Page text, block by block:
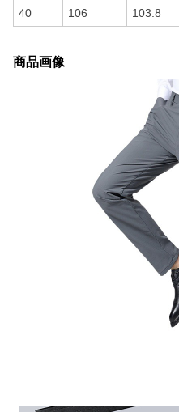
40 106 103.8
商品画像